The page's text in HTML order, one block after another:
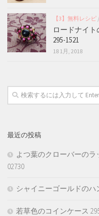
【3】無料レシピ /
ロードナイ
295-1521
18 1月, 2018
最近の投稿
よつ葉のクローバーの
02730
シャイニーゴールドのハ
若草色のコインケース